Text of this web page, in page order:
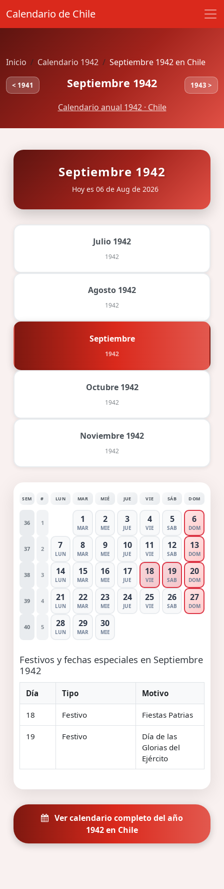
Calendario de Chile
Inicio Calendario 1942 Septiembre 1942 en Chile
< 1941 Septiembre 1942 1943 >
Calendario anual 1942 · Chile
Septiembre 1942
Hoy es 06 de Aug de 2026
Julio 1942
1942
Agosto 1942
1942
Septiembre
1942
Octubre 1942
1942
Noviembre 1942
1942
SEM # LUN MAR MIÉ JUE VIE SÁB DOM
36 1 1
MAR
2
MIE
3
JUE
4
VIE
5
SAB
6
DOM
37 2 7
LUN
8
MAR
9
MIE
10
JUE
11
VIE
12
SAB
13
DOM
38 3 14
LUN
15
MAR
16
MIE
17
JUE
18
VIE
19
SAB
20
DOM
39 4 21
LUN
22
MAR
23
MIE
24
JUE
25
VIE
26
SAB
27
DOM
40 5 28
LUN
29
MAR
30
MIE
Festivos y fechas especiales en Septiembre
1942
Día Tipo Motivo
18 Festivo Fiestas Patrias
19 Festivo
Día de las
Glorias del
Ejército
Ver calendario completo del año
1942 en Chile